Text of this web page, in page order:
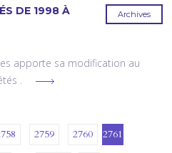
Archives
DE 1998 À
apporte sa modification au
.
2759 2760 2761